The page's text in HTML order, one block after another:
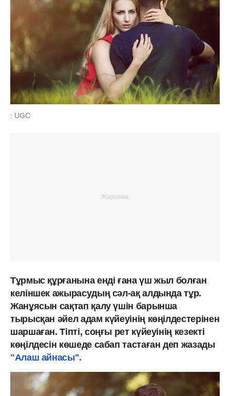
: UGC
Тұрмыс құрғанына енді ғана үш жыл болған
келіншек ажырасудың сәл-ақ алдында тұр.
Жанұясын сақтап қалу үшін барынша
тырысқан әйел адам күйеуінің көңілдестерінен
шаршаған. Тіпті, соңғы рет күйеуінің кезекті
көңілдесін көшеде сабап тастаған деп жазады
"Алаш айнасы".